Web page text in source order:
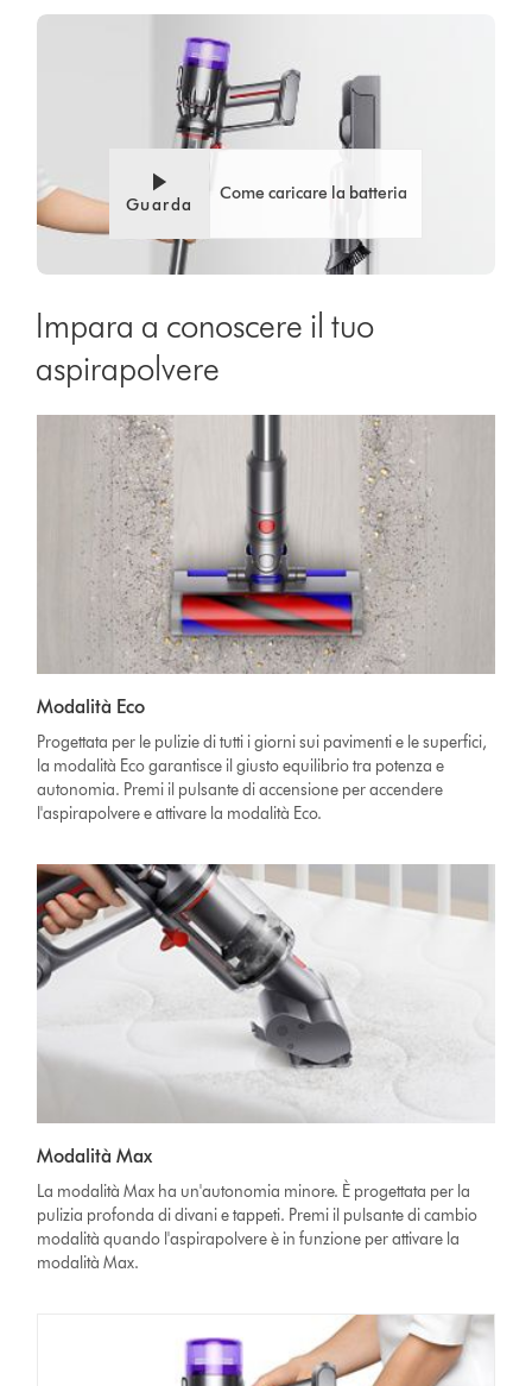
Guarda
Come caricare la batteria
Impara a conoscere il tuo
aspirapolvere
Modalità Eco
Progettata per le pulizie di tutti i giorni sui pavimenti e le superfici,
la modalità Eco garantisce il giusto equilibrio tra potenza e
autonomia. Premi il pulsante di accensione per accendere
l'aspirapolvere e attivare la modalità Eco.
Modalità Max
La modalità Max ha un'autonomia minore. È progettata per la
pulizia profonda di divani e tappeti. Premi il pulsante di cambio
modalità quando l'aspirapolvere è in funzione per attivare la
modalità Max.